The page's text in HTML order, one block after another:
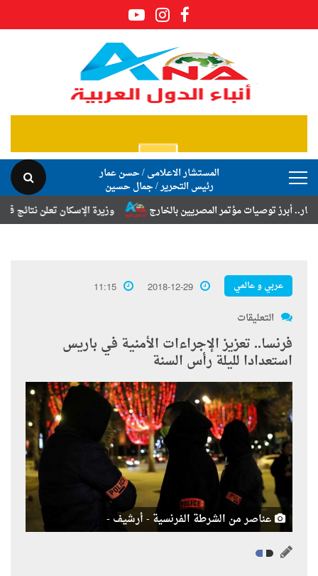
المستشار الاعلامى / حسن عمار
رئيس التحرير / جمال حسين
وزيرة الإسكان تعلن نتائج قرعة
توصيات مؤتمر المصريين بالخارج
عربي و عالمي 2018-12-29
11:15
التعليقات
فرنسا.. تعزيز الإجراءات الأمنية في باريس
استعدادا لليلة رأس السنة
عناصر من الشرطة الفرنسية - أرشيف -